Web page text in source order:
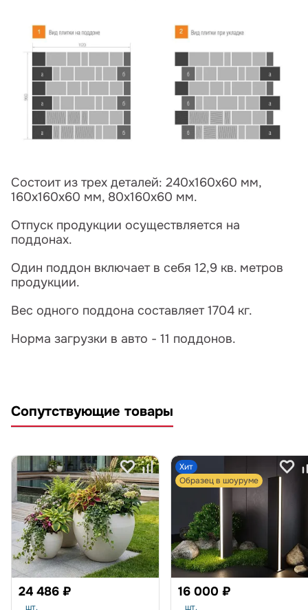
Состоит из трех деталей: 240х160х60 мм,
160х160х60 мм, 80х160х60 мм.
Отпуск продукции осуществляется на
поддонах.
Один поддон включает в себя 12,9 кв. метров
продукции.
Вес одного поддона составляет 1704 кг.
Норма загрузки в авто - 11 поддонов.
Сопутствующие товары
24 486 ₽
шт.
Хит
Образец в шоуруме
16 000 ₽
шт.